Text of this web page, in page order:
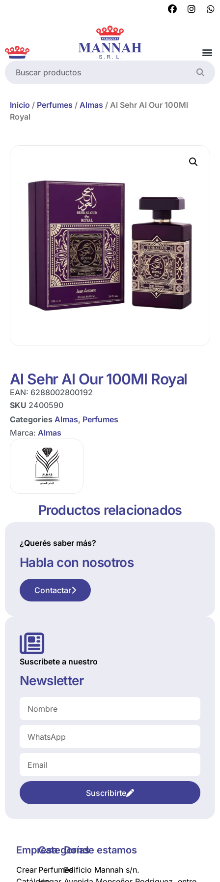
Inicio / Perfumes / Almas / Al Sehr Al Our 100Ml
Royal
Al Sehr Al Our 100Ml Royal
EAN: 6288002800192
SKU 2400590
Categories Almas, Perfumes
Marca: Almas
Productos relacionados
¿Querés saber más?
Habla con nosotros
Contactar
Suscribete a nuestro
Newsletter
Suscribirte
Empresa
Crear
Categorías
Perfumes
Donde estamos
Edificio Mannah s/n.